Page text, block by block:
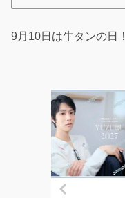
9月10日は牛タンの日！